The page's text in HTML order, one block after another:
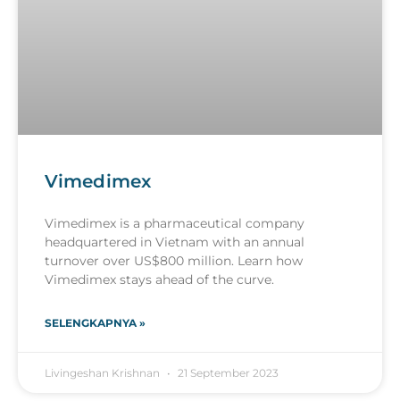
Vimedimex
Vimedimex is a pharmaceutical company
headquartered in Vietnam with an annual
turnover over US$800 million. Learn how
Vimedimex stays ahead of the curve.
SELENGKAPNYA »
Livingeshan Krishnan 21 September 2023